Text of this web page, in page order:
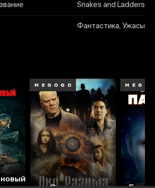
Snakes and Ladders
Фантастика, Ужасы
3.9 4.8